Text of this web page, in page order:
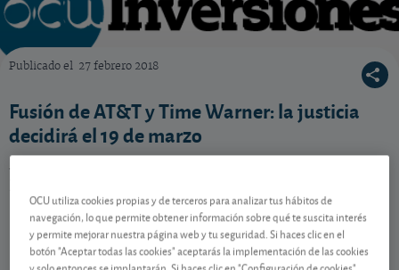
Publicado el 27 febrero 2018
Fusión de AT&T y Time Warner: la justicia
decidirá el 19 de marzo
Mientras tanto, los dos gigantes americanos
Contenido reservado a SOCIOS
OCU utiliza cookies propias y de terceros para analizar tus hábitos de
navegación, lo que permite obtener información sobre qué te suscita interés
y permite mejorar nuestra página web y tu seguridad. Si haces clic en el
botón "Aceptar todas las cookies" aceptarás la implementación de las cookies